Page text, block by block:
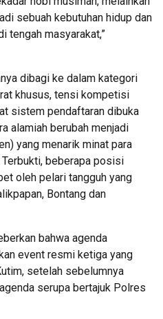
sebuah kebutuhan hidup dan
tengah masyarakat,”
dibagi ke dalam kategori
khusus, tensi kompetisi
sistem pendaftaran dibuka
alamiah berubah menjadi
yang menarik minat para
beberapa posisi
oleh pelari tangguh yang
Bontang dan
bahwa agenda
event resmi ketiga yang
setelah sebelumnya
serupa bertajuk Polres